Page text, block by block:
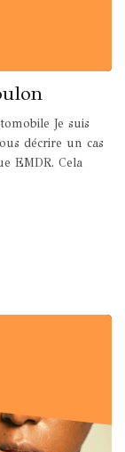
Je suis
décrire un cas
EMDR. Cela